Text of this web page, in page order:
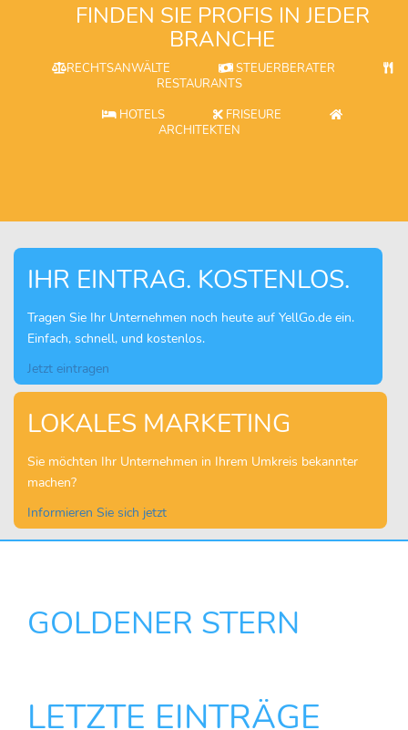
FINDEN SIE PROFIS IN JEDER
BRANCHE
RECHTSANWÄLTE
STEUERBERATER
RESTAURANTS
HOTELS
FRISEURE
ARCHITEKTEN
IHR EINTRAG. KOSTENLOS.
Tragen Sie Ihr Unternehmen noch heute auf YellGo.de ein.
Einfach, schnell, und kostenlos.
Jetzt eintragen
LOKALES MARKETING
Sie möchten Ihr Unternehmen in Ihrem Umkreis bekannter
machen?
Informieren Sie sich jetzt
GOLDENER STERN
LETZTE EINTRÄGE